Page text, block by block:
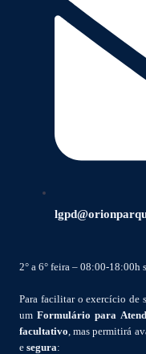
2° a 6° feira – 08:00-18:00h
Para facilitar o exercício de
um Formulário para
facultativo , mas permitirá
e segura: